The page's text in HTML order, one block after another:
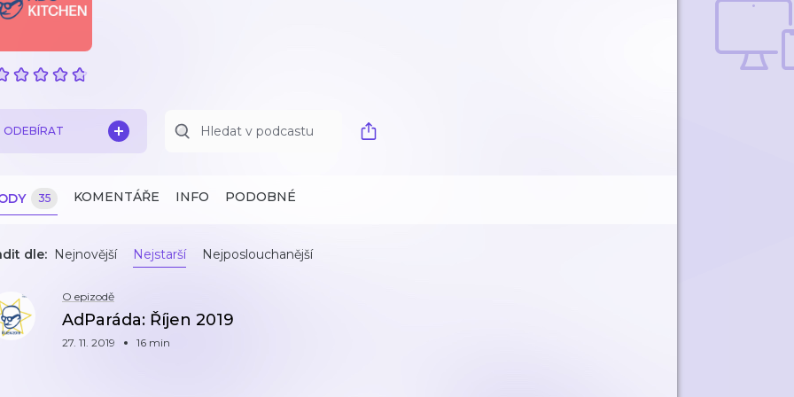
ODEBÍRAT
35 KOMENTÁŘE INFO PODOBNÉ
dle: Nejnovější Nejstarší Nejposlouchanější
O epizodě
AdParáda: Říjen 2019
27. 11. 2019 16 min